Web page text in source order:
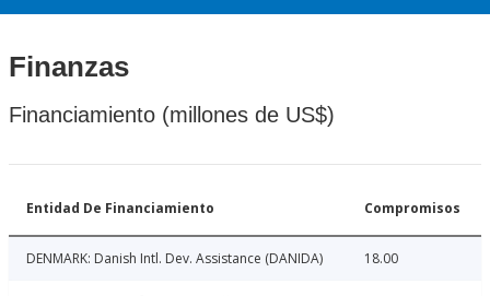
Finanzas
Financiamiento (millones de US$)
Entidad De Financiamiento Compromisos
DENMARK: Danish Intl. Dev. Assistance (DANIDA) 18.00